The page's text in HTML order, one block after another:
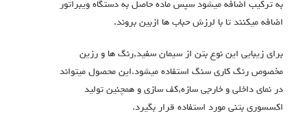
به ترکیب اضافه میشود سپس ماده حاصل به دستگاه ویبراتور
اضافه میکنند تا با لرزش حباب ها ازبین بروند.
برای زیبایی این نوع بتن از سیمان سفید,رنگ ها و رزین
مخصوص رنگ کاری سنگ استفاده میشود.این محصول میتواند
در نمای داخلی و خارجی سازه,کف سازی و همچنین تولید
اکسسوری بتنی مورد استفاده قرار بگیرد.